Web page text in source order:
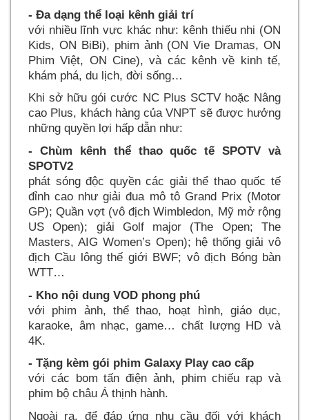
- Đa dạng thể loại kênh giải trí
với nhiều lĩnh vực khác như: kênh thiếu nhi (ON
Kids, ON BiBi), phim ảnh (ON Vie Dramas, ON
Phim Việt, ON Cine), và các kênh về kinh tế,
khám phá, du lịch, đời sống
Khi sở hữu gói cước NC Plus SCTV hoặc Nâng
cao Plus, khách hàng của VNPT sẽ được hưởng
những quyền lợi hấp dẫn như:
- Chùm kênh thể thao quốc tế SPOTV và
SPOTV2
phát sóng độc quyền các giải thể thao quốc tế
đỉnh cao như giải đua mô tô Grand Prix (Motor
GP); Quần vợt (vô địch Wimbledon, Mỹ mở rộng
US Open); giải Golf major (The Open; The
Masters, AIG Women’s Open); hệ thống giải vô
địch Cầu lông thế giới BWF; vô địch Bóng bàn
WTT
- Kho nội dung VOD phong phú
với phim ảnh, thể thao, hoạt hình, giáo dục,
karaoke, âm nhạc, game… chất lượng HD và
4K.
- Tặng kèm gói phim Galaxy Play cao cấp
với các bom tấn điện ảnh, phim chiếu rạp và
phim bộ châu Á thịnh hành.
Ngoài ra, để đáp ứng nhu cầu đối với khách